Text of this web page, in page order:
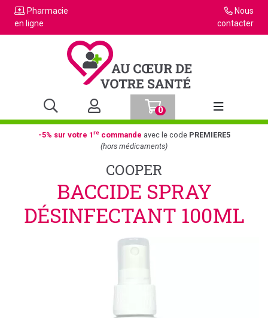
Pharmacie
en ligne
Nous
contacter
0
Afficher la
-5% sur votre 1recommande avec le code PREMIERE5
(hors médicaments)
COOPER
BACCIDE SPRAY
DÉSINFECTANT 100ML